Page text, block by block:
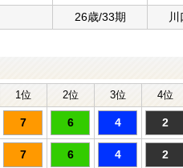
26歳/33期
川
1位 2位 3位 4位
7 6 4 2
7 6 4 2